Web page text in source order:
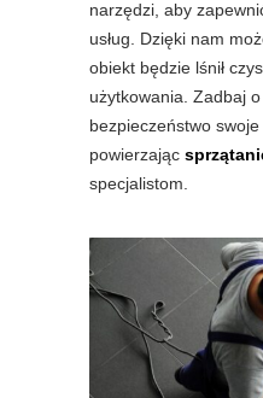
narzędzi, aby
usług. Dzięki nam
obiekt będzie lśnił
użytkowania. Zadbaj
bezpieczeństwo swoje
powierzając
specjalistom.